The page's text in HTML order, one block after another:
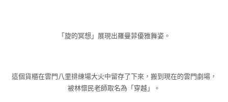
「旋的冥想」展現出羅曼菲優雅舞姿。
這個貨櫃在雲門八里排練場大火中留存了下來，搬到現在的雲門劇場，
被林懷民老師取名為「穿越」。